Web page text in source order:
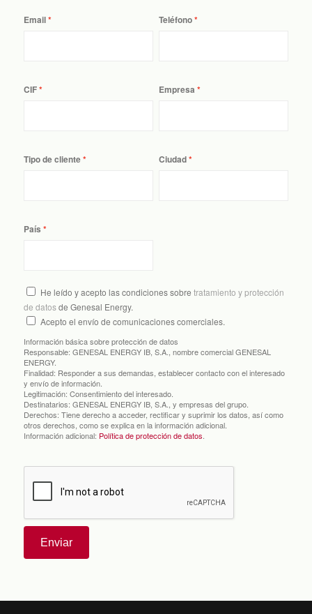
Email Teléfono
CIF Empresa
Tipo de cliente Ciudad
País
He leído y acepto las condiciones sobre tratamiento y protección
de datosde Genesal Energy.
Acepto el envío de comunicaciones comerciales.
Información básica sobre protección de datos
Responsable: GENESAL ENERGY IB, S.A., nombre comercial GENESAL
ENERGY.
Finalidad: Responder a sus demandas, establecer contacto con el interesado
y envío de información.
Legitimación: Consentimiento del interesado.
Destinatarios: GENESAL ENERGY IB, S.A., y empresas del grupo.
Derechos: Tiene derecho a acceder, rectificar y suprimir los datos, así como
otros derechos, como se explica en la información adicional.
Información adicional: Política de protección de datos.
Enviar